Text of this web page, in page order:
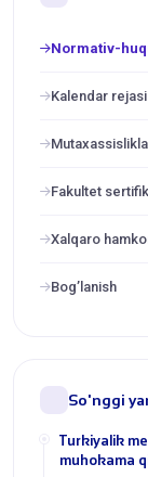
Normativ-
Kalendar rejasi
Fakultet
Xalqaro
Bog’lanish
So'nggi
Turkiyalik
muhokama